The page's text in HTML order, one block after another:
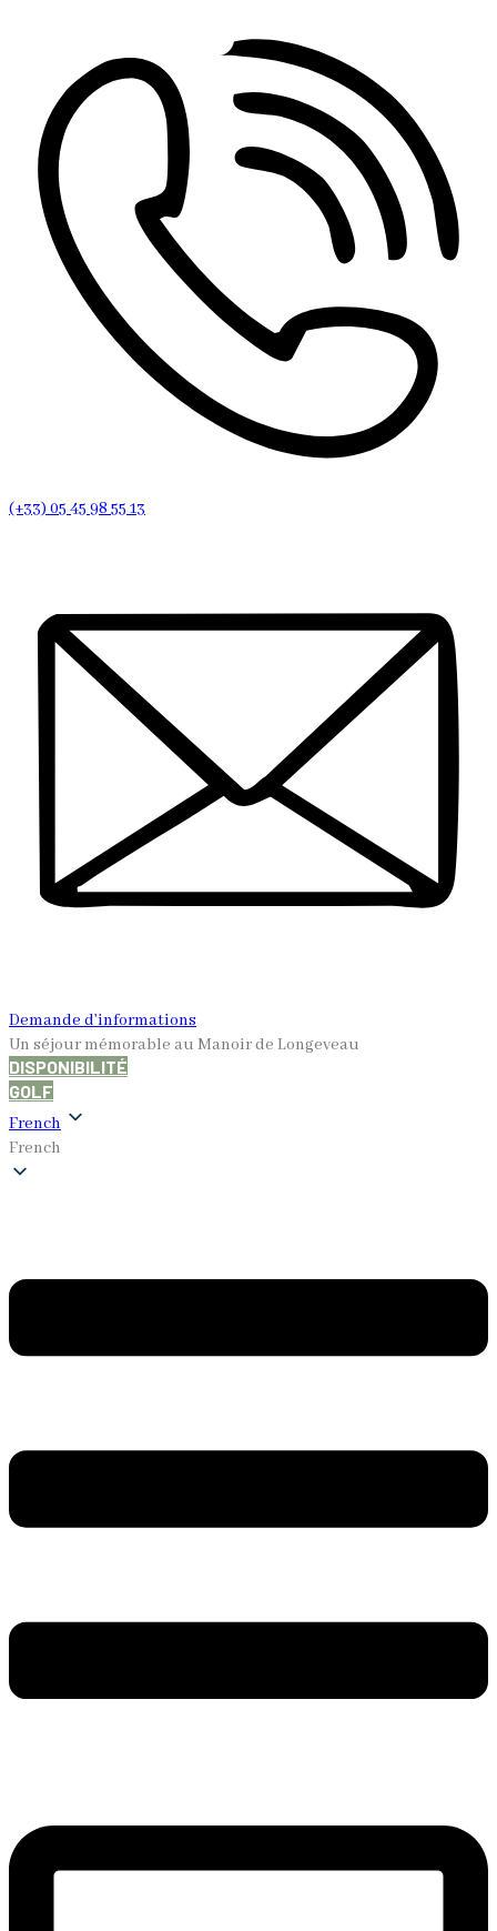
(+33) 05 45 98 55 13
Demande d’informations
Un séjour mémorable au Manoir de Longeveau
DISPONIBILITÉ
GOLF
French
French